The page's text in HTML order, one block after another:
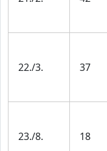
22./3. 37
23./8. 18